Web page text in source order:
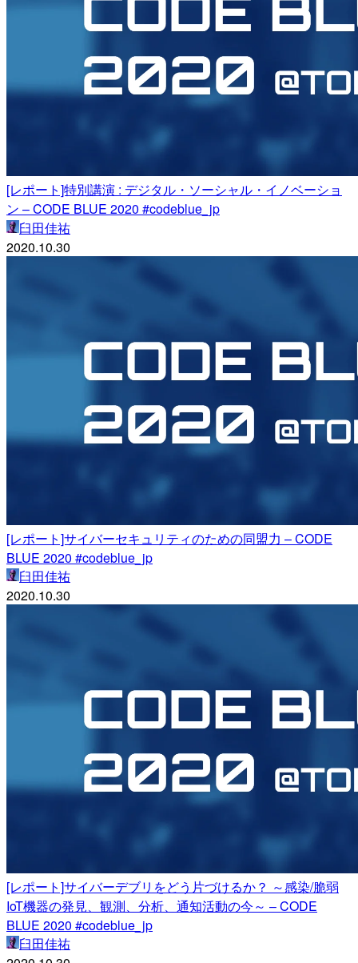
[レポート]特別講演 : デジタル・ソーシャル・イノベーショ
ン – CODE BLUE 2020 #codeblue_jp
臼田佳祐
2020.10.30
[レポート]サイバーセキュリティのための同盟力 – CODE
BLUE 2020 #codeblue_jp
臼田佳祐
2020.10.30
[レポート]サイバーデブリをどう片づけるか？ ～感染/脆弱
IoT機器の発見、観測、分析、通知活動の今～ – CODE
BLUE 2020 #codeblue_jp
臼田佳祐